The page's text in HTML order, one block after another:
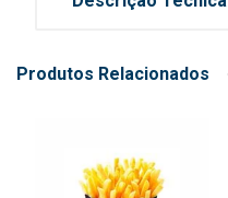
Produtos Relacionados